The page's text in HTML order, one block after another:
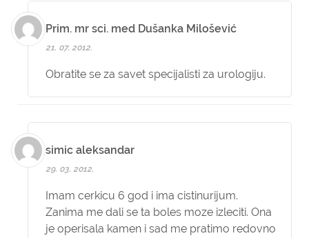
Prim. mr sci. med Dušanka Milošević
21. 07. 2012.
Obratite se za savet specijalisti za urologiju.
simic aleksandar
29. 03. 2012.
Imam cerkicu 6 god i ima cistinurijum.
Zanima me dali se ta boles moze izleciti. Ona
je operisala kamen i sad me pratimo redovno